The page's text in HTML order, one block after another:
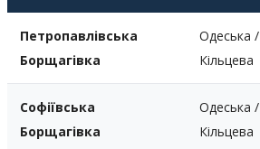
Петропавлівська
Борщагівка
Одеська /
Кільцева
Софіївська
Борщагівка
Одеська /
Кільцева